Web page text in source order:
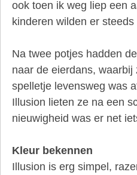
ook toen ik weg liep een
kinderen wilden er
Na twee potjes hadden
naar de eierdans,
spelletje levensweg was
Illusion lieten ze na een
nieuwigheid was er net
Kleur bekennen
Illusion is erg simpel,